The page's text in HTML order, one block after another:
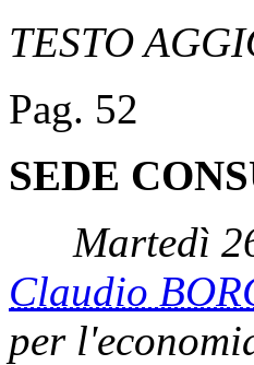
TESTO
Pag. 52
SEDE
Martedì
Claudio
per